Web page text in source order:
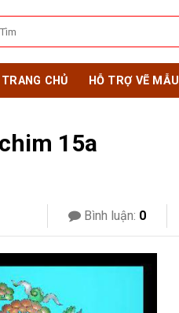
TRANG CHỦ HỖ TRỢ VẼ MẪU
15a
Bình luận: 0